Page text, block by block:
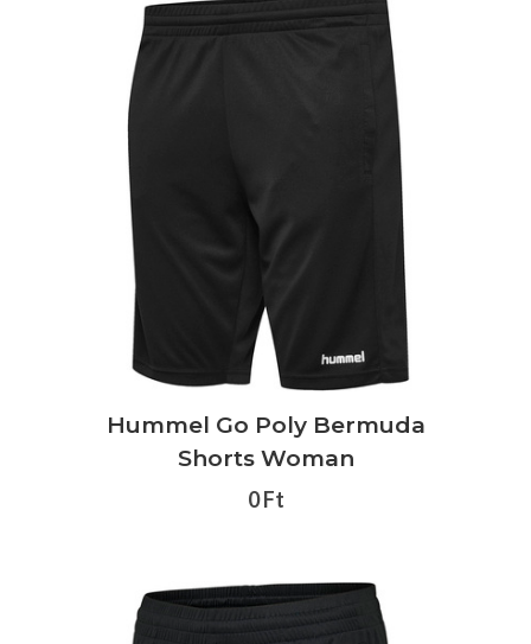
Hummel Go Poly Bermuda
Shorts Woman
0 Ft